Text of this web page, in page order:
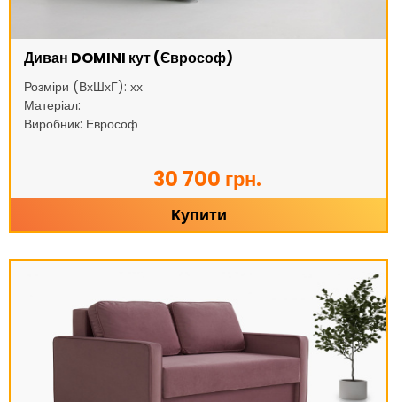
Диван DOMINI кут (Єврософ)
Розміри (ВхШхГ): хх
Матеріал:
Виробник: Еврософ
30 700 грн.
Купити